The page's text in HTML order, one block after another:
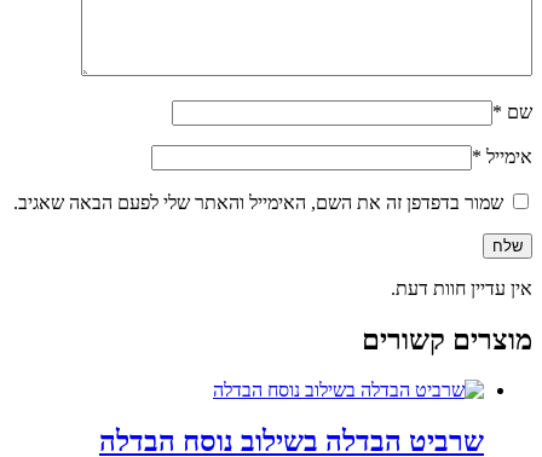
שם *
אימייל *
שמור בדפדפן זה את השם, האימייל והאתר שלי לפעם הבאה שאגיב.
אין עדיין חוות דעת.
מוצרים קשורים
שרביט הבדלה בשילוב נוסח הבדלה